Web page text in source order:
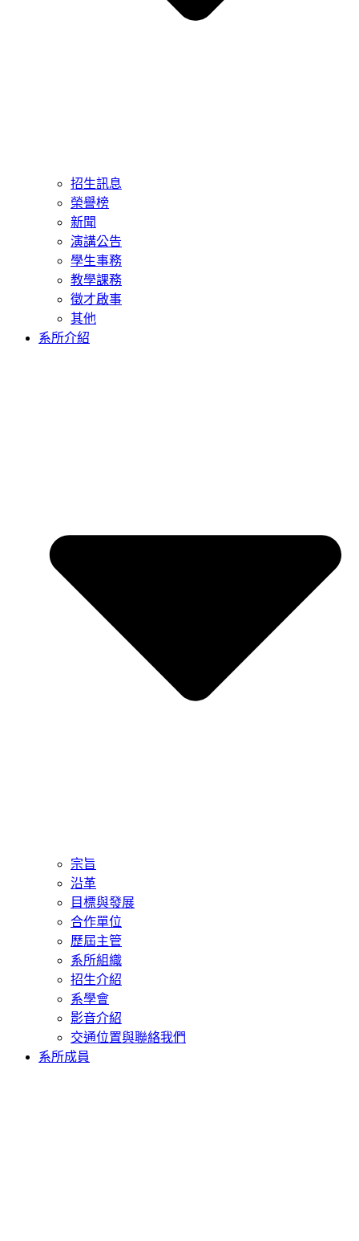
招生訊息
榮譽榜
新聞
演講公告
學生事務
教學課務
徵才啟事
其他
系所介紹
宗旨
沿革
目標與發展
合作單位
歷屆主管
系所組織
招生介紹
系學會
影音介紹
交通位置與聯絡我們
系所成員